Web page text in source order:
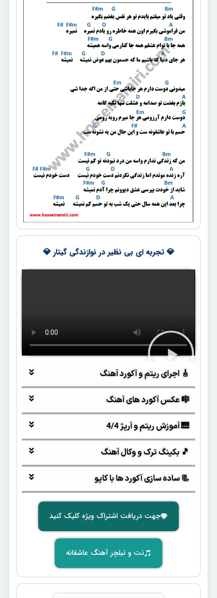
💎 تجربه ای بی نظیر در نوازندگی گیتار 💎
🎸 اجرای ریتم و آکورد آهنگ
🎼 عکس آکورد های آهنگ
🎹 آموزش ریتم و آرپژ 4/4
🎵 بکینگ ترک و وکال آهنگ
📃 ساده سازی آکورد ها با کاپو
جهت دریافت اشتراک ویژه کلیک کنید
نت و تبلچر آهنگ عاشقانه